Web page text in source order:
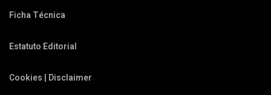
Ficha Técnica
Estatuto Editorial
Cookies | Disclaimer